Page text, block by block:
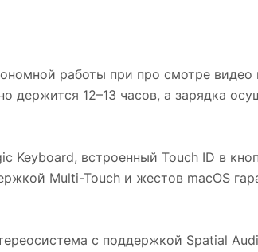
работы при про смотре
держится 12–13 часов, а зарядка
Keyboard, встроенный Touch ID в
Multi-Touch и жестов macOS
с поддержкой Spatial